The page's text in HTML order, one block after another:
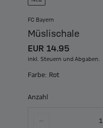
FC Bayern
Müslischale
EUR 14.95
inkl. Steuern und Abgaben.
Farbe: Rot
Anzahl
1